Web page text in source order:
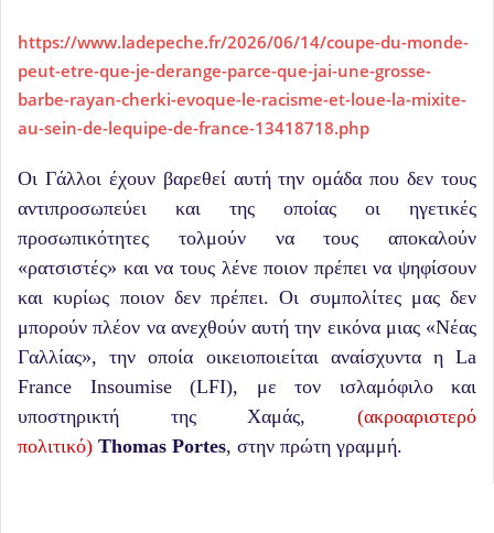
https://www.ladepeche.fr/2026/06/14/coupe-du-monde-
peut-etre-que-je-derange-parce-que-jai-une-grosse-
barbe-rayan-cherki-evoque-le-racisme-et-loue-la-mixite-
au-sein-de-lequipe-de-france-13418718.php
Οι Γάλλοι έχουν βαρεθεί αυτή την ομάδα που δεν τους
αντιπροσωπεύει και της οποίας οι ηγετικές
προσωπικότητες τολμούν να τους αποκαλούν
«ρατσιστές» και να τους λένε ποιον πρέπει να ψηφίσουν
και κυρίως ποιον δεν πρέπει. Οι συμπολίτες μας δεν
μπορούν πλέον να ανεχθούν αυτή την εικόνα μιας «Νέας
Γαλλίας», την οποία οικειοποιείται αναίσχυντα η La
France Insoumise (LFI), με τον ισλαμόφιλο και
υποστηρικτή της Χαμάς,
(ακροαριστερό
πολιτικό) Thomas Portes, στην πρώτη γραμμή.